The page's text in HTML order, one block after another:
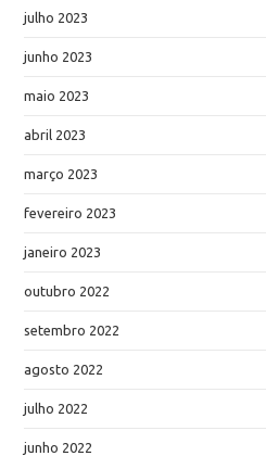
julho 2023
junho 2023
maio 2023
abril 2023
março 2023
fevereiro 2023
janeiro 2023
outubro 2022
setembro 2022
agosto 2022
julho 2022
junho 2022